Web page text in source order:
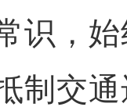
识，
制交